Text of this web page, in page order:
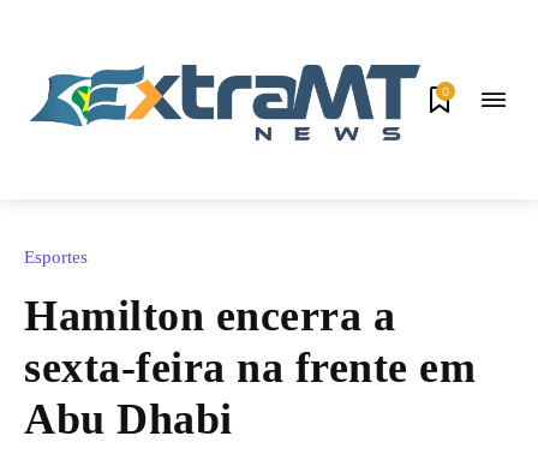
0
Esportes
Hamilton encerra a
sexta-feira na frente em
Abu Dhabi